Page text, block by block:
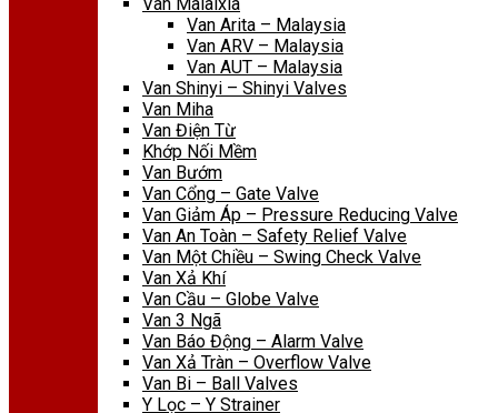
Van Arita – Malaysia
Van ARV – Malaysia
Van AUT – Malaysia
Van Shinyi – Shinyi Valves
Van Miha
Van Điện Từ
Khớp Nối Mềm
Van Bướm
Van Cổng – Gate Valve
Van Giảm Áp – Pressure Reducing Valve
Van An Toàn – Safety Relief Valve
Van Một Chiều – Swing Check Valve
Van Xả Khí
Van Cầu – Globe Valve
Van 3 Ngã
Van Báo Động – Alarm Valve
Van Xả Tràn – Overflow Valve
Van Bi – Ball Valves
Y Lọc – Y Strainer